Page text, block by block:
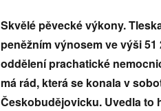
Skvělé pěvecké výkony.
peněžním výnosem ve výši
oddělení prachatické
má rád, která se konala v
Českobudějovicku. Uvedla to